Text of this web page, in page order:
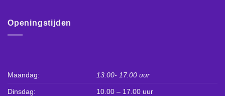
Openingstijden
Maandag: 13.00- 17.00 uur
Dinsdag: 10.00 – 17.00 uur